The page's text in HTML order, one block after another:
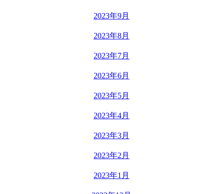
2023年9月
2023年8月
2023年7月
2023年6月
2023年5月
2023年4月
2023年3月
2023年2月
2023年1月